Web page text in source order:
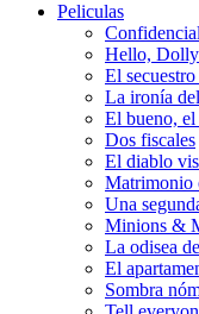
Peliculas
Hello,
El
La ironía
El bueno,
Dos fiscales
El diablo
Matrimonio
Una
Minions &
La odisea
El
Sombra